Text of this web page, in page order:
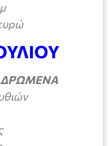
ΔΡΩΜΕΝΑ